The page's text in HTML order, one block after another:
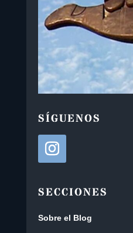
SÍGUENOS
SECCIONES
Sobre el Blog